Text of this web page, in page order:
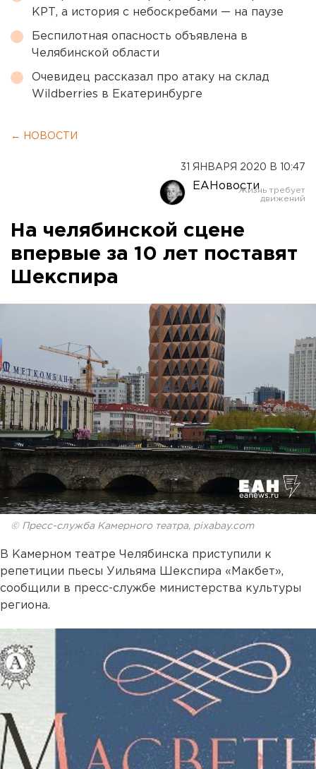
КРТ, а история с небоскребами — на паузе
Беспилотная опасность объявлена в
Челябинской области
Очевидец рассказал про атаку на склад
Wildberries в Екатеринбурге
← НОВОСТИ
31 ЯНВАРЯ 2020 В 10:47
ЕАНовости
На челябинской сцене
впервые за 10 лет поставят
Шекспира
© Пресс-служба Камерного театра, pixabay.com
В Камерном театре Челябинска приступили к
репетиции пьесы Уильяма Шекспира «Макбет»,
сообщили в пресс-службе министерства культуры
региона.